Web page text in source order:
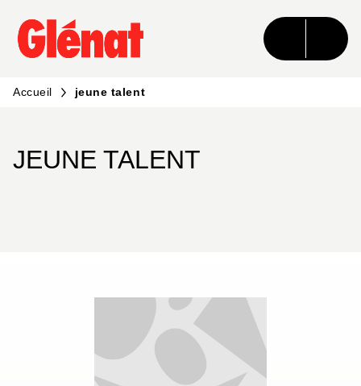
MENU RECHERCHE CONTENU
PIED DE PAGE
Accueil jeune talent
JEUNE TALENT